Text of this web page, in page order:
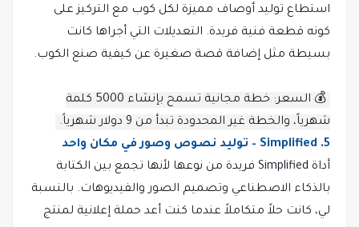
استطاع توليد أوصاف مميزة لكل كوب مع التركيز على
كونه قطعة فنية فريدة. التعديلات التي أجراها كانت
بسيطة مثل إضافة قصة صغيرة عن كيفية صنع الكوب.
💰 السعر: خطة مجانية تسمح بإنشاء 5000 كلمة
شهرياً، والخطة غير المحدودة تبدأ من 9 دولار شهرياً.
5. Simplified – توليد نصوص وصور في مكان واحد
أداة Simplified فريدة من نوعها لأنها تجمع بين الكتابة
بالذكاء الاصطناعي وتصميم الصور والفيديوهات. بالنسبة
لي، كانت حلاً متكاملاً عندما كنت أعد حملة إعلانية لمنتج